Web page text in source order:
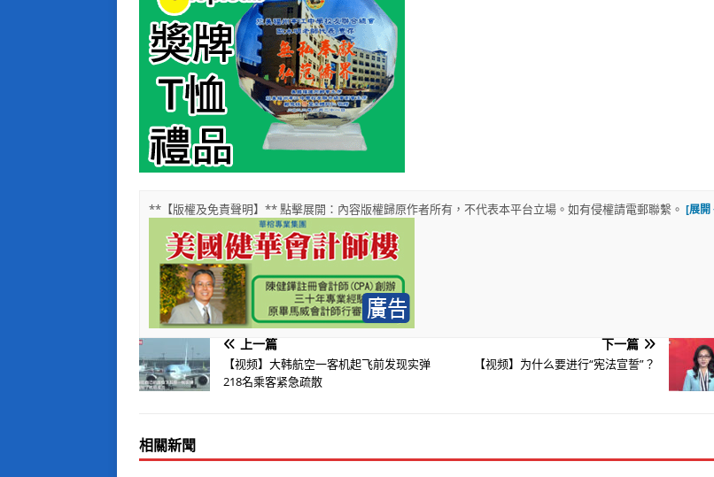
**【版權及免責聲明】** 點擊展開：內容版權歸原作者所有，不代表本平台立場。如有侵權請電郵聯繫。
上一篇
【视频】大韩航空一客机起飞前发现实弹
218名乘客紧急疏散
下一篇
【视频】为什么要进行“宪法宣誓”？
相關新聞